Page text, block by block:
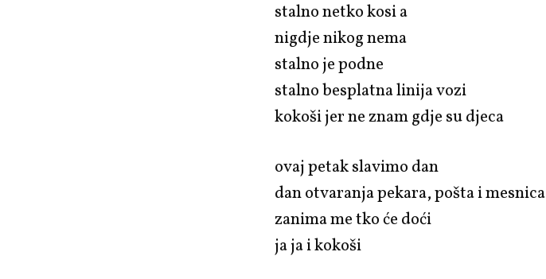
stalno netko kosi a
nigdje nikog nema
stalno je podne
stalno besplatna linija vozi
kokoši jer ne znam gdje su djeca
ovaj petak slavimo dan
dan otvaranja pekara, pošta i mesnica
zanima me tko će doći
ja ja i kokoši